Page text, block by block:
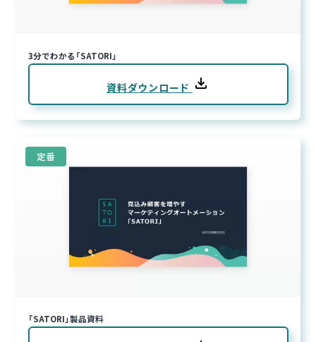
3分でわかる「SATORI」
資料ダウンロード
定番
「SATORI」製品資料